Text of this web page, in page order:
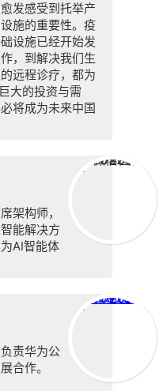
发感受到托举产
施的重要性。疫
设施已经开始发
，到解决我们生
远程诊疗，都为
大的投资与需
将成为未来中国
架构师，
能解决方
AI智能体
责华为公
合作。